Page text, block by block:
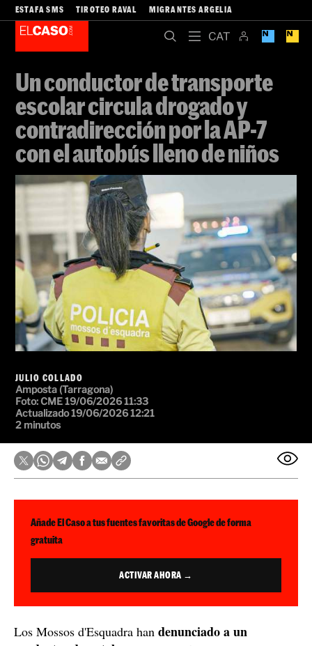
ESTAFA SMS TIROTEO RAVAL MIGRANTES ARGELIA
Un conductor de transporte
escolar circula drogado y
contradirección por la AP-7
con el autobús lleno de niños
JULIO COLLADO
Amposta (Tarragona)
Foto: CME19/06/2026 11:33
Actualizado 19/06/2026 12:21
2 minutos
Añade El Caso a tus fuentes favoritas de Google de forma
gratuita
ACTIVAR AHORA →
Los Mossos d'Esquadra han denunciado a un